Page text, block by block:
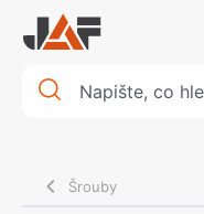
Šrouby